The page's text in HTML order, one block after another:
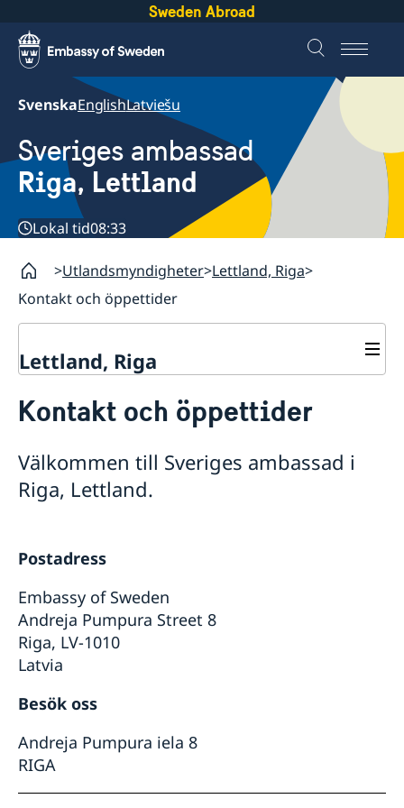
Sweden Abroad
SvenskaEnglishLatviešu
Sveriges ambassad
Riga, Lettland
Lokal tid08:33
Utlandsmyndigheter Lettland, Riga
Kontakt och öppettider
Lettland, Riga
Om oss
Praktik på ambassaden
Vi är en resurs för svenska företag
Team Sweden
Anmäl handelshinder
Länkar
Kontakt och öppettider
Välkommen till Sveriges ambassad i
Riga, Lettland.
Postadress
Embassy of Sweden
Andreja Pumpura Street 8
Riga, LV-1010
Latvia
Besök oss
Andreja Pumpura iela 8
RIGA